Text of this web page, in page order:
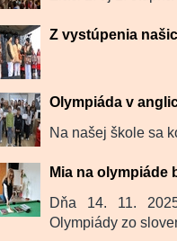
Z vystúpenia
Olympiáda v
Na našej škole sa
Mia na olympiáde
Dňa 14. 11.
Olympiády zo